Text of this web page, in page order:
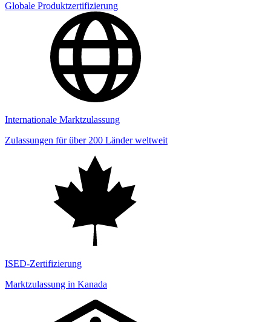
Globale Produktzertifizierung
Internationale Marktzulassung
Zulassungen für über 200 Länder weltweit
ISED-Zertifizierung
Marktzulassung in Kanada